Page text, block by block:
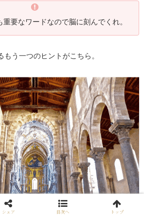
重要なワードなので脳に刻んでくれ。
う一つのヒントがこちら。
シェア 目次へ トップ